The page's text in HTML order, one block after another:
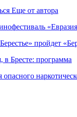
Еще от автора
пройдет
в Бресте: программа